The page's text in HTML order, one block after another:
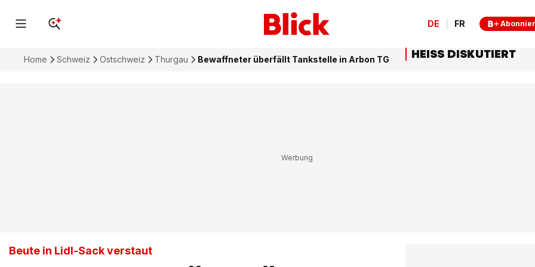
DE FR
Home Schweiz Ostschweiz Thurgau Bewaffneter überfällt Tankstelle in Arbon TG
Beute in Lidl-Sack verstaut
HEISS DISKUTIERT